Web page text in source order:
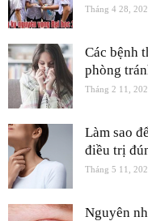
Tháng 4 28,
Các bệnh
phòng
Tháng 2 11,
Làm sao
điều trị
Tháng 5 11,
Nguyên